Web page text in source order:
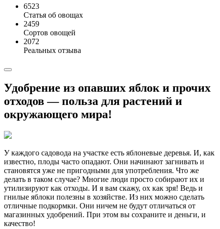
6523
Статья об овощах
2459
Сортов овощей
2072
Реальных отзыва
Удобрение из опавших яблок и прочих
отходов — польза для растений и
окружающего мира!
У каждого садовода на участке есть яблоневые деревья. И, как
известно, плоды часто опадают. Они начинают загнивать и
становятся уже не пригодными для употребления. Что же
делать в таком случае? Многие люди просто собирают их и
утилизируют как отходы. И я вам скажу, ох как зря! Ведь и
гнилые яблоки полезны в хозяйстве. Из них можно сделать
отличные подкормки. Они ничем не будут отличаться от
магазинных удобрений. При этом вы сохраните и деньги, и
качество!